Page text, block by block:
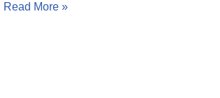
Read More »